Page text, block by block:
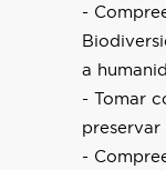
-
a
- Tomar
preservar
-